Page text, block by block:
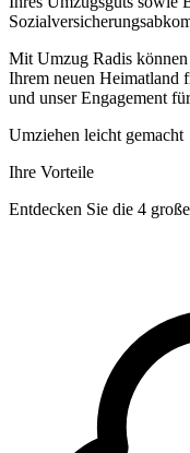
Mit Umzug Radis
Ihrem neuen Heimatland
und unser Engagement
Umziehen leicht gemacht
Ihre Vorteile
Entdecken Sie die 4